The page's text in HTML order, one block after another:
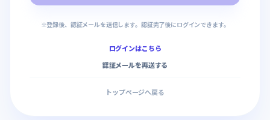
※登録後、認証メールを送信します。認証完了後にログインできます。
ログインはこちら
認証メールを再送する
トップページへ戻る